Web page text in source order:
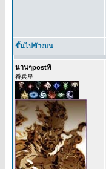
ขึ้นไปข้างบน
นานๆpostที
番兵星